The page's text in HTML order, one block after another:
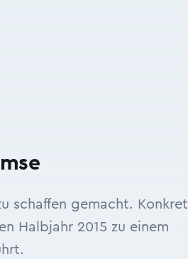
schaffen gemacht. Konkret
Halbjahr 2015 zu einem